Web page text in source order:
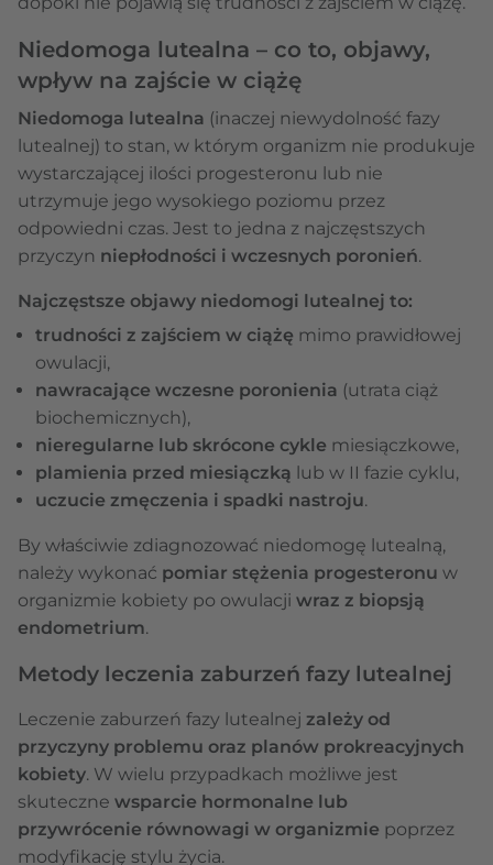
Niedomoga lutealna – co to, objawy,
wpływ na zajście w ciążę
Niedomoga lutealna (inaczej niewydolność fazy
lutealnej) to stan, w którym organizm nie produkuje
wystarczającej ilości progesteronu lub nie
utrzymuje jego wysokiego poziomu przez
odpowiedni czas. Jest to jedna z najczęstszych
przyczyn niepłodności i wczesnych poronień.
Najczęstsze objawy niedomogi lutealnej to:
trudności z zajściem w ciążę mimo prawidłowej
owulacji,
nawracające wczesne poronienia (utrata ciąż
biochemicznych),
nieregularne lub skrócone cykle miesiączkowe,
plamienia przed miesiączką lub w II fazie cyklu,
uczucie zmęczenia i spadki nastroju.
By właściwie zdiagnozować niedomogę lutealną,
należy wykonać pomiar stężenia progesteronu w
organizmie kobiety po owulacji wraz z biopsją
endometrium.
Metody leczenia zaburzeń fazy lutealnej
Leczenie zaburzeń fazy lutealnej zależy od
przyczyny problemu oraz planów prokreacyjnych
kobiety. W wielu przypadkach możliwe jest
skuteczne wsparcie hormonalne lub
przywrócenie równowagi w organizmie poprzez
modyfikację stylu życia.